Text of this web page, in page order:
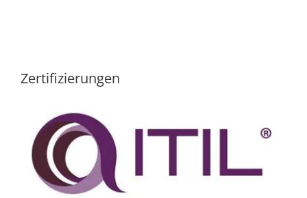
Zertifizierungen